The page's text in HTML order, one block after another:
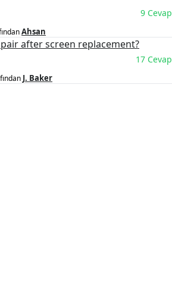
9 Cevap
Ahsan
after screen replacement?
17 Cevap
J. Baker